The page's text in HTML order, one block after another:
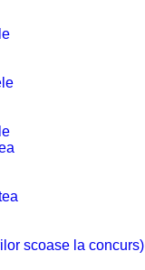
scoase la concurs)